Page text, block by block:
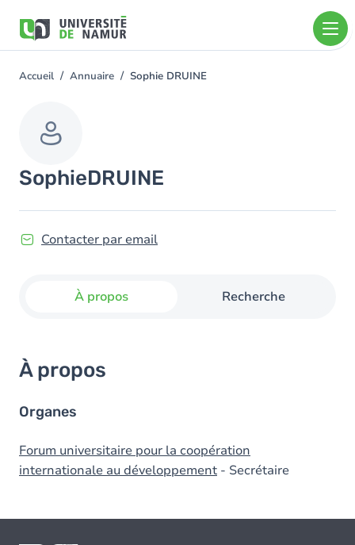
contenu
You
Accueil Annuaire Sophie DRUINE
SophieDRUINE
Contacter par email
À propos Recherche
À propos
Organes
Forum universitaire pour la coopération
internationale au développement - Secrétaire